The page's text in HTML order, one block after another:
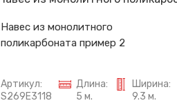
Навес из монолитного
поликарбоната пример 2
Артикул:
S269E3118
Длина:
5 м.
Ширина:
9.3 м.